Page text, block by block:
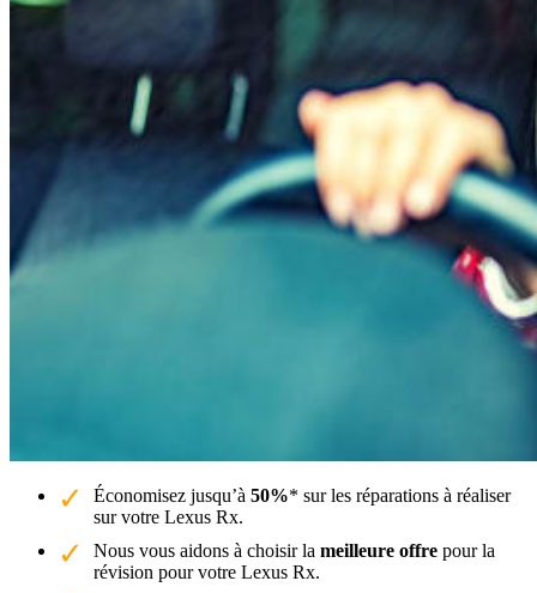
Économisez jusqu’à 50%* sur les réparations à réaliser
sur votre Lexus Rx.
Nous vous aidons à choisir la meilleure offre pour la
révision pour votre Lexus Rx.